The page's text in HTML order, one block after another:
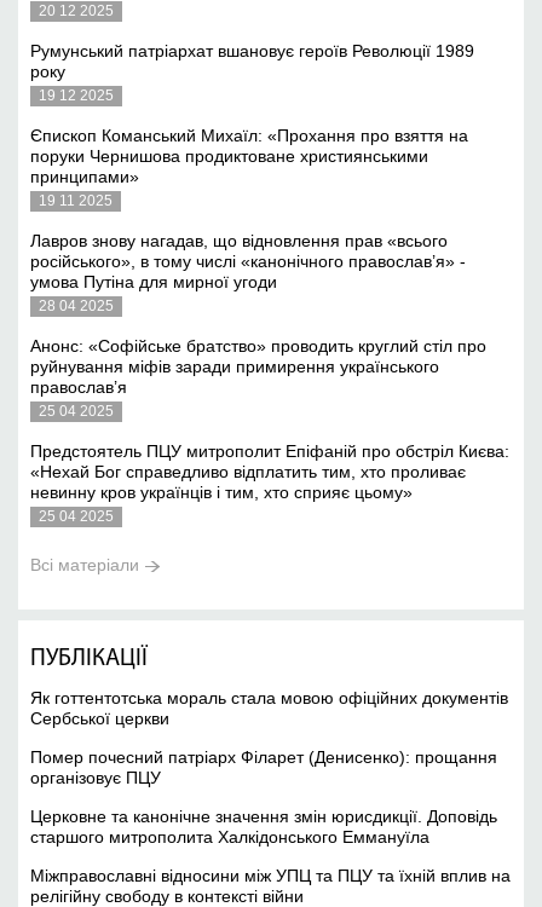
20 12 2025
Румунський патріархат вшановує героїв Революції 1989
року
19 12 2025
Єпископ Команський Михаїл: «Прохання про взяття на
поруки Чернишова продиктоване християнськими
принципами»
19 11 2025
Лавров знову нагадав, що відновлення прав «всього
російського», в тому числі «канонічного православ’я» -
умова Путіна для мирної угоди
28 04 2025
Анонс: «Софійське братство» проводить круглий стіл про
руйнування міфів заради примирення українського
православ’я
25 04 2025
Предстоятель ПЦУ митрополит Епіфаній про обстріл Києва:
«Нехай Бог справедливо відплатить тим, хто проливає
невинну кров українців і тим, хто сприяє цьому»
25 04 2025
Всі матеріали
ПУБЛІКАЦІЇ
Як готтентотська мораль стала мовою офіційних документів
Сербської церкви
Помер почесний патріарх Філарет (Денисенко): прощання
організовує ПЦУ
Церковне та канонічне значення змін юрисдикції. Доповідь
старшого митрополита Халкідонського Еммануїла
Міжправославні відносини між УПЦ та ПЦУ та їхній вплив на
релігійну свободу в контексті війни